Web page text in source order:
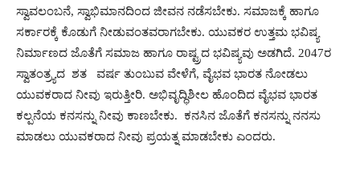
ಸ್ವಾವಲಂಬನೆ, ಸ್ವಾಭಿಮಾನದಿಂದ ಜೀವನ ನಡೆಸಬೇಕು. ಸಮಾಜಕ್ಕೆ ಹಾಗೂ
ಸರ್ಕಾರಕ್ಕೆ ಕೊಡುಗೆ ನೀಡುವಂತವರಾಗಬೇಕು. ಯುವಕರ ಉತ್ತಮ ಭವಿಷ್ಯ
ನಿರ್ಮಾಣದ ಜೊತೆಗೆ ಸಮಾಜ ಹಾಗೂ ರಾಷ್ಟ್ರದ ಭವಿಷ್ಯವು ಅಡಗಿದೆ. 2047ರ
ಸ್ವಾತಂತ್ರ್ಯದ ಶತ ವರ್ಷ ತುಂಬುವ ವೇಳೆಗೆ, ವೈಭವ ಭಾರತ ನೋಡಲು
ಯುವಕರಾದ ನೀವು ಇರುತ್ತೀರಿ. ಅಭಿವೃದ್ಧಿಶೀಲ ಹೊಂದಿದ ವೈಭವ ಭಾರತ
ಕಲ್ಪನೆಯ ಕನಸನ್ನು ನೀವು ಕಾಣಬೇಕು. ಕನಸಿನ ಜೊತೆಗೆ ಕನಸನ್ನು ನನಸು
ಮಾಡಲು ಯುವಕರಾದ ನೀವು ಪ್ರಯತ್ನ ಮಾಡಬೇಕು ಎಂದರು.